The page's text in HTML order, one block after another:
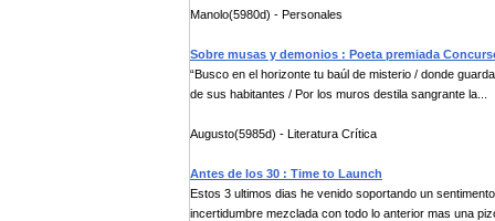
Manolo(5980d) - Personales
Sobre musas y demonios : Poeta premiada
“Busco en el horizonte tu baúl de misterio / donde
de sus habitantes / Por los muros destila sangrante la...
Augusto(5985d) - Literatura Crítica
Antes de los 30 : Time to Launch
Estos 3 ultimos dias he venido soportando un
incertidumbre mezclada con todo lo anterior mas una